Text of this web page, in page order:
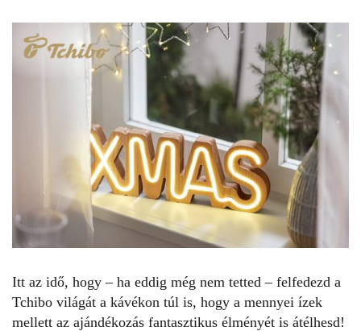
Itt az idő, hogy – ha eddig még nem tetted – felfedezd a
Tchibo világát a kávékon túl is, hogy a mennyei ízek
mellett az ajándékozás fantasztikus élményét is átélhesd!